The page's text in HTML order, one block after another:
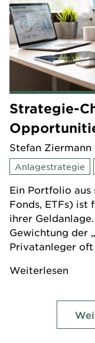
Strategie-
Stefan Ziermann
Anlagestrategie
Ein Portfolio aus
Fonds, ETFs) ist
ihrer
Gewichtung der
Privatanleger
wollen, können
Weiterlesen